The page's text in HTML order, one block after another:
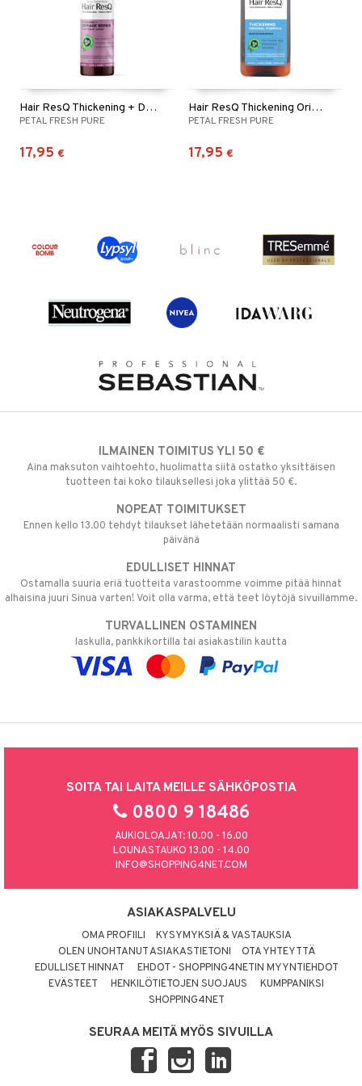
Hair ResQ Thickening + Damage Repair Spray
PETAL FRESH PURE
17,95 €
Hair ResQ Thickening Original Formula Shampoo
PETAL FRESH PURE
17,95 €
ILMAINEN TOIMITUS YLI 50 €
Aina maksuton vaihtoehto, huolimatta siitä ostatko yksittäisen
tuotteen tai koko tilauksellesi joka ylittää 50 €.
NOPEAT TOIMITUKSET
Ennen kello 13.00 tehdyt tilaukset lähetetään normaalisti samana
päivänä
EDULLISET HINNAT
Ostamalla suuria eriä tuotteita varastoomme voimme pitää hinnat
alhaisina juuri Sinua varten! Voit olla varma, että teet löytöjä sivuillamme.
TURVALLINEN OSTAMINEN
laskulla, pankkikortilla tai asiakastilin kautta
SOITA TAI LAITA MEILLE SÄHKÖPOSTIA
0800 9 18486
AUKIOLOAJAT: 10.00 - 16.00
LOUNASTAUKO 13.00 - 14.00
INFO@SHOPPING4NET.COM
ASIAKASPALVELU
OMA PROFIILI
KYSYMYKSIÄ & VASTAUKSIA
OLEN UNOHTANUT ASIAKASTIETONI
OTA YHTEYTTÄ
EDULLISET HINNAT
EHDOT - SHOPPING4NETIN MYYNTIEHDOT
EVÄSTEET
HENKILÖTIETOJEN SUOJAUS
KUMPPANIKSI
SHOPPING4NET
SEURAA MEITÄ MYÖS SIVUILLA